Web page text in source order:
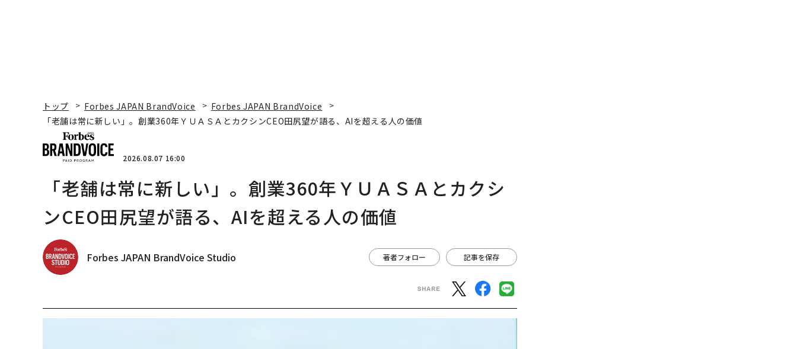
トップ Forbes JAPAN BrandVoice
Forbes JAPAN BrandVoice
「老舗は常に新しい」。創業360年ＹＵＡＳＡとカクシンCEO田尻望が語る、AIを超える人の価値
2026.08.07 16:00
「老舗は常に新しい」。創業360年ＹＵＡＳＡとカクシ
ンCEO田尻望が語る、AIを超える人の価値
Forbes JAPAN BrandVoice Studio 著者フォロー 記事を保存